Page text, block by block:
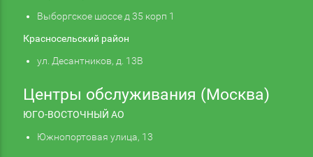
Выборгское шоссе д 35 корп 1
Красносельский район
ул. Десантников, д. 13В
Центры обслуживания (Москва)
ЮГО-ВОСТОЧНЫЙ АО
Южнопортовая улица, 13